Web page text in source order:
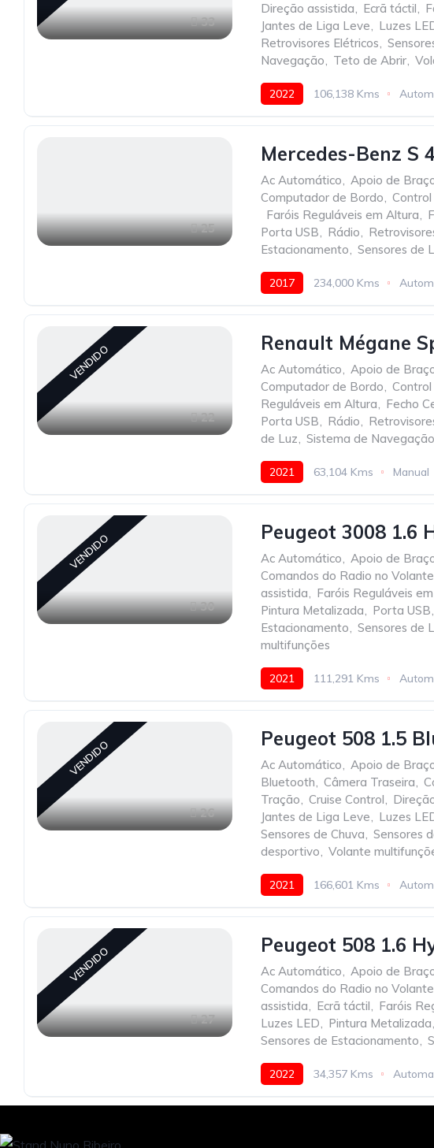
33
Direção assistida, Ecrã táctil,
Jantes de Liga Leve, Luzes
Retrovisores Elétricos,
Navegação, Teto de Abrir,
2022 106,138 Kms
25
Mercedes-Benz S
Ac Automático, Apoio de
Computador de Bordo,
Faróis Reguláveis em Altura,
Porta USB, Rádio,
Estacionamento, Sensores de
2017 234,000 Kms
VENDIDO
22
Renault Mégane
Ac Automático, Apoio de
Computador de Bordo,
Reguláveis em Altura, Fecho
Porta USB, Rádio,
de Luz, Sistema de Navegação
2021 63,104 Kms Manual
VENDIDO
30
Peugeot 3008 1.6
Ac Automático, Apoio de
Comandos do Radio no Volante
assistida, Faróis Reguláveis
Pintura Metalizada, Porta USB,
Estacionamento, Sensores de
multifunções
2021 111,291 Kms
VENDIDO
26
Peugeot 508 1.5
Ac Automático, Apoio de
Bluetooth, Câmera Traseira,
Tração, Cruise Control,
Jantes de Liga Leve, Luzes
Sensores de Chuva, Sensores
desportivo, Volante
2021 166,601 Kms
VENDIDO
27
Peugeot 508 1.6
Ac Automático, Apoio de
Comandos do Radio no Volante
assistida, Ecrã táctil, Faróis
Luzes LED, Pintura Metalizada,
Sensores de Estacionamento,
2022 34,357 Kms